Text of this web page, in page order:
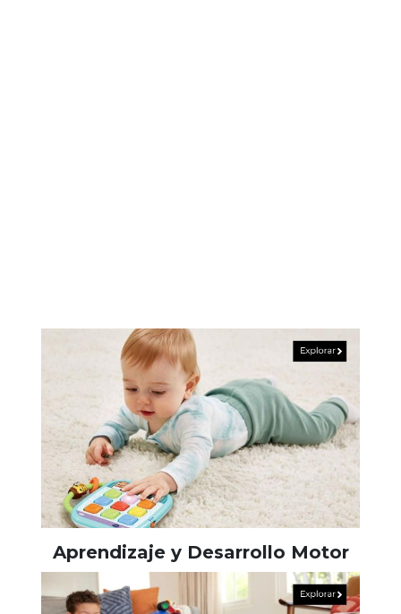
Aprendizaje y Desarrollo Motor